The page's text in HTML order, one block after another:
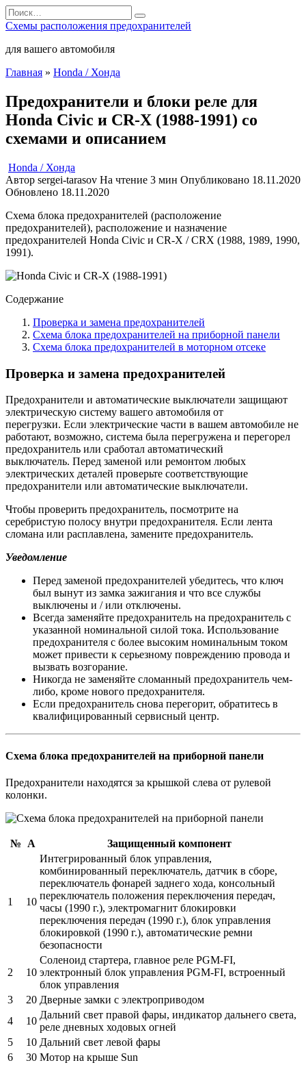
Перейти
к
содержанию
Search
for:
Схемы расположения предохранителей
для вашего автомобиля
Главная » Honda / Хонда
Предохранители и блоки реле для
Honda Civic и CR-X (1988-1991) со
схемами и описанием
Honda / Хонда
Автор sergei-tarasov На чтение 3 мин Опубликовано 18.11.2020
Обновлено 18.11.2020
Схема блока предохранителей (расположение
предохранителей), расположение и назначение
предохранителей Honda Civic и CR-X / CRX (1988, 1989, 1990,
1991).
Содержание
Проверка и замена предохранителей
Схема блока предохранителей на приборной панели
Схема блока предохранителей в моторном отсеке
Проверка и замена предохранителей
Предохранители и автоматические выключатели защищают
электрическую систему вашего автомобиля от
перегрузки. Если электрические части в вашем автомобиле не
работают, возможно, система была перегружена и перегорел
предохранитель или сработал автоматический
выключатель. Перед заменой или ремонтом любых
электрических деталей проверьте соответствующие
предохранители или автоматические выключатели.
Чтобы проверить предохранитель, посмотрите на
серебристую полосу внутри предохранителя. Если лента
сломана или расплавлена, замените предохранитель.
Уведомление
Перед заменой предохранителей убедитесь, что ключ
был вынут из замка зажигания и что все службы
выключены и / или отключены.
Всегда заменяйте предохранитель на предохранитель с
указанной номинальной силой тока. Использование
предохранителя с более высоким номинальным током
может привести к серьезному повреждению провода и
вызвать возгорание.
Никогда не заменяйте сломанный предохранитель чем-
либо, кроме нового предохранителя.
Если предохранитель снова перегорит, обратитесь в
квалифицированный сервисный центр.
Схема блока предохранителей на приборной панели
Предохранители находятся за крышкой слева от рулевой
колонки.
№ А Защищенный компонент
1 10
Интегрированный блок управления,
комбинированный переключатель, датчик в сборе,
переключатель фонарей заднего хода, консольный
переключатель положения переключения передач,
часы (1990 г.), электромагнит блокировки
переключения передач (1990 г.), блок управления
блокировкой (1990 г.), автоматические ремни
безопасности
2 10
Соленоид стартера, главное реле PGM-FI,
электронный блок управления PGM-FI, встроенный
блок управления
3
20 Дверные замки с электроприводом
4
10
Дальний свет правой фары, индикатор дальнего света,
реле дневных ходовых огней
5
10 Дальний свет левой фары
6
30 Мотор на крыше Sun